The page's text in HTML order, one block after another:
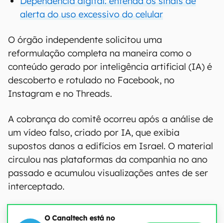
alerta do uso excessivo do celular
O órgão independente solicitou uma
reformulação completa na maneira como o
conteúdo gerado por inteligência artificial (IA) é
descoberto e rotulado no Facebook, no
Instagram e no Threads.
A cobrança do comitê ocorreu após a análise de
um vídeo falso, criado por IA, que exibia
supostos danos a edifícios em Israel. O material
circulou nas plataformas da companhia no ano
passado e acumulou visualizações antes de ser
interceptado.
O Canaltech está no